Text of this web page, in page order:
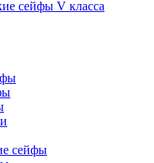
сейфы V класса
сейфы